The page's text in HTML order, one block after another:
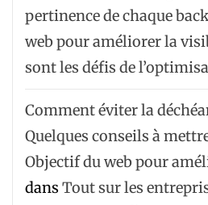
pertinence de chaque
web pour améliorer la
sont les défis de
Comment éviter la
Quelques conseils à
Objectif du web pour
dans Tout sur les